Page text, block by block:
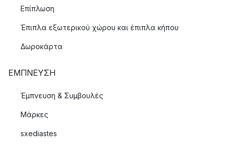
Επίπλωση
Έπιπλα εξωτερικού χώρου και έπιπλα κήπου
Δωροκάρτα
ΈΜΠΝΕΥΣΗ
Έμπνευση & Συμβουλές
Μάρκες
sxediastes